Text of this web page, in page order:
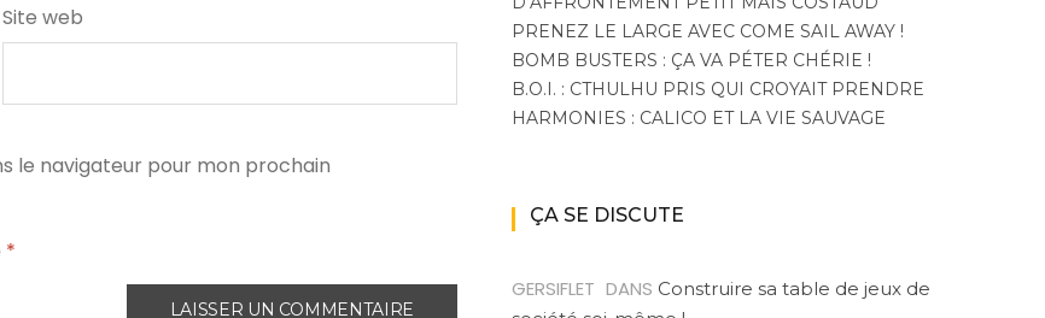
Site web
le navigateur pour mon prochain
*
PRENEZ LE LARGE AVEC COME SAIL AWAY !
BOMB BUSTERS : ÇA VA PÉTER CHÉRIE !
B.O.I. : CTHULHU PRIS QUI CROYAIT PRENDRE
HARMONIES : CALICO ET LA VIE SAUVAGE
ÇA SE DISCUTE
GERSIFLET DANS Construire sa table de jeux de